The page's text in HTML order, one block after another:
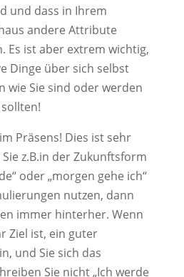
und dass in Ihrem
andere Attribute
Es ist aber extrem wichtig,
Dinge über sich selbst
wie Sie sind oder werden
Präsens! Dies ist sehr
z.B.in der Zukunftsform
oder „morgen gehe ich“
nutzen, dann
immer hinterher. Wenn
Ziel ist, ein guter
und Sie sich das
Sie nicht „Ich werde